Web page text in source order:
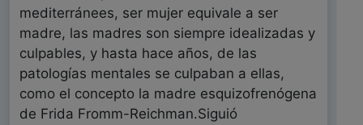
mediterránees, ser mujer equivale a ser
madre, las madres son siempre idealizadas y
culpables, y hasta hace años, de las
patologías mentales se culpaban a ellas,
como el concepto la madre esquizofrenógena
de Frida Fromm-Reichman.Siguió